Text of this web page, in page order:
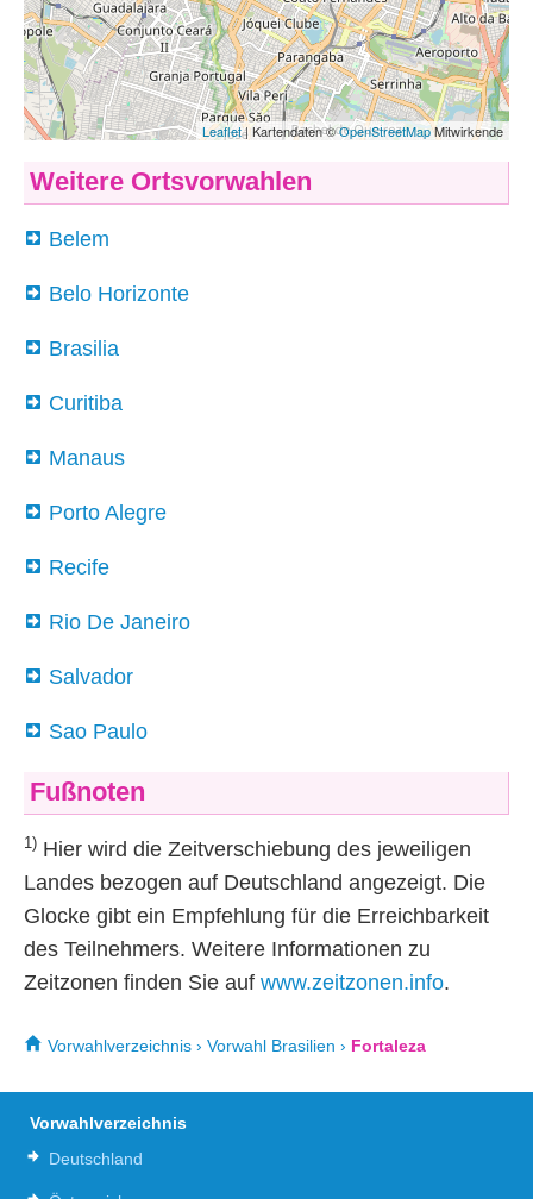
Weitere Ortsvorwahlen
Belem
Belo Horizonte
Brasilia
Curitiba
Manaus
Porto Alegre
Recife
Rio De Janeiro
Salvador
Sao Paulo
Fußnoten
1) Hier wird die Zeitverschiebung des jeweiligen
Landes bezogen auf Deutschland angezeigt. Die
Glocke gibt ein Empfehlung für die Erreichbarkeit
des Teilnehmers. Weitere Informationen zu
Zeitzonen finden Sie auf www.zeitzonen.info.
Vorwahlverzeichnis › Vorwahl Brasilien › Fortaleza
Vorwahlverzeichnis
Deutschland